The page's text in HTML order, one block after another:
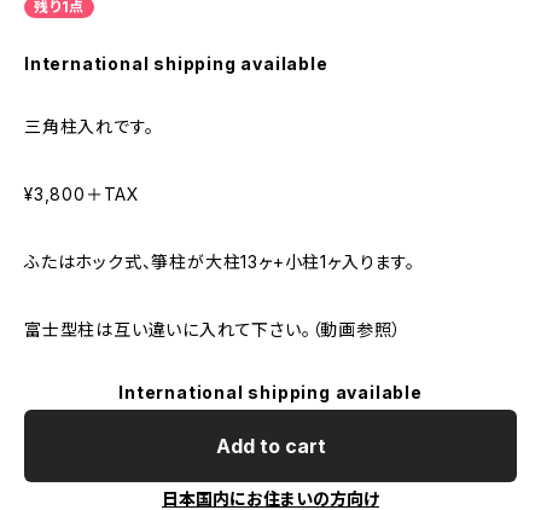
残り1点
International shipping available
三角柱入れです。
¥3,800＋TAX
ふたはホック式、箏柱が大柱13ヶ+小柱1ヶ入ります。
富士型柱は互い違いに入れて下さい。（動画参照）
International shipping available
Add to cart
日本国内にお住まいの方向け